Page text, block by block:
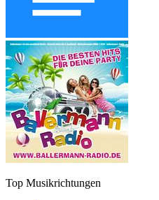
Top Musikrichtungen